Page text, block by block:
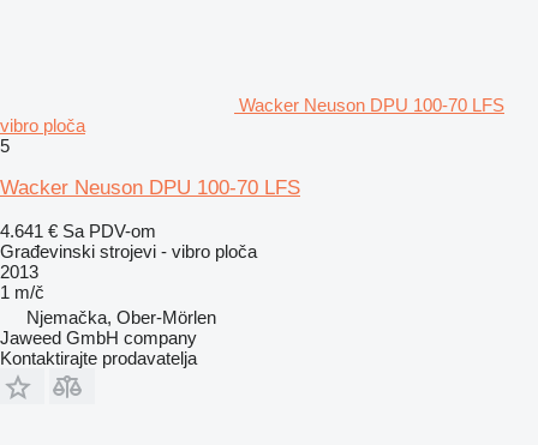
Wacker Neuson DPU 100-70 LFS
vibro ploča
5
Wacker Neuson DPU 100-70 LFS
4.641 € Sa PDV-om
Građevinski strojevi - vibro ploča
2013
1 m/č
Njemačka, Ober-Mörlen
Jaweed GmbH company
Kontaktirajte prodavatelja